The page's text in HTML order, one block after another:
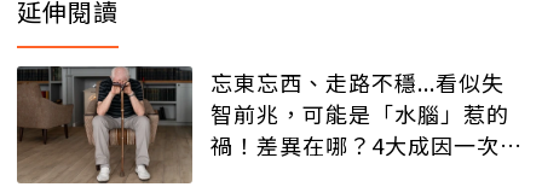
延伸閱讀
忘東忘西、走路不穩...看似失
智前兆，可能是「水腦」惹的
禍！差異在哪？4大成因一次